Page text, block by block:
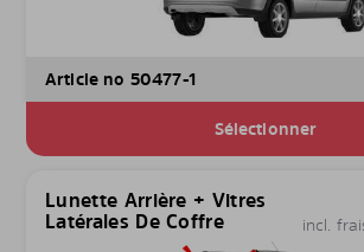
Article no 50477-1
Sélectionner
Lunette Arrière + Vitres
Latérales De Coffre
incl.